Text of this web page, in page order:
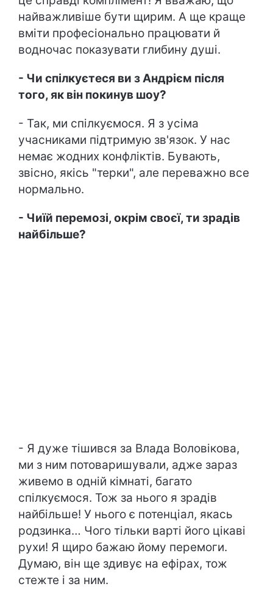
найважливіше бути щирим. А ще краще
вміти професіонально працювати й
водночас показувати глибину душі.
- Чи спілкуєтеся ви з Андрієм після
того, як він покинув шоу?
- Так, ми спілкуємося. Я з усіма
учасниками підтримую зв'язок. У нас
немає жодних конфліктів. Бувають,
звісно, якісь "терки", але переважно все
нормально.
- Чиїй перемозі, окрім своєї, ти зрадів
найбільше?
- Я дуже тішився за Влада Воловікова,
ми з ним потоваришували, адже зараз
живемо в одній кімнаті, багато
спілкуємося. Тож за нього я зрадів
найбільше! У нього є потенціал, якась
родзинка… Чого тільки варті його цікаві
рухи! Я щиро бажаю йому перемоги.
Думаю, він ще здивує на ефірах, тож
стежте і за ним.